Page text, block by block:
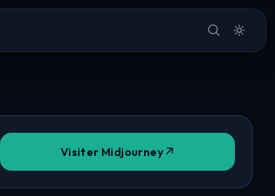
Visiter Midjourney